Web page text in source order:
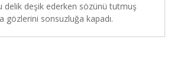
delik deşik ederken sözünü tutmuş
gözlerini sonsuzluğa kapadı.